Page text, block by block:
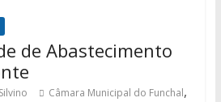
de Abastecimento
Câmara Municipal do Funchal,